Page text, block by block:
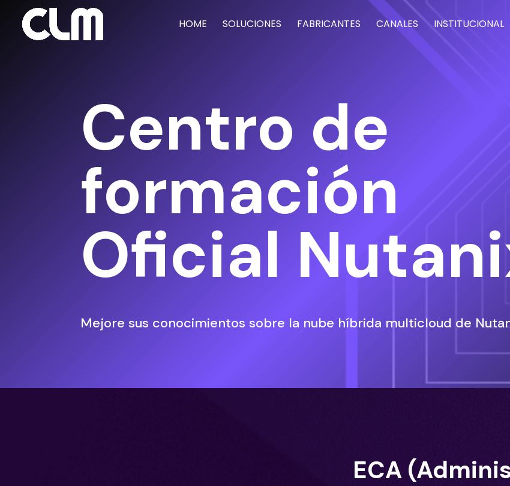
HOME SOLUCIONES FABRICANTES CANALES INSTITUCIONAL
Centro de
formación
Oficial
Mejore sus conocimientos sobre la nube híbrida multicloud de
ECA